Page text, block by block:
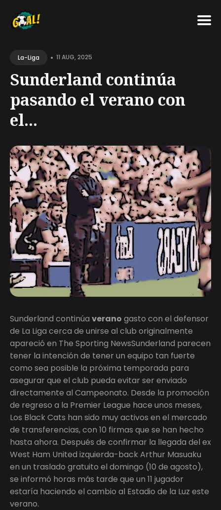
forLa-Liga • 11 AUG, 2025
Sunderland continúa
pasando el verano con
el...
Sunderland continúa verano gasto con el defensor
de La Liga cerca de unirse al club originalmente
apareció en The Sporting NewsSunderland parecen
tener la intención de tener un equipo tan fuerte
como sea posible la próxima temporada para
asegurar que el club pueda evitar ser enviado
directamente al Campeonato. Desde la promoción
de regreso a la Premier League hace unos meses,
Los Black Cats han sido muy activos en el mercado
de transferencias, con 10 firmas que se han hecho
hasta ahora. Después de confirmar la llegada del ex
West Ham United izquierda-back Arthur Masuaku
en un traslado gratuito el domingo (10 de agosto),
se informó horas más tarde que un 11 jugador
estaría haciendo el cambio al Estadio de la Luz este
verano.